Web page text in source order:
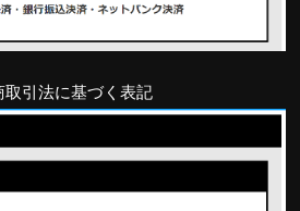
引法に基づく表記